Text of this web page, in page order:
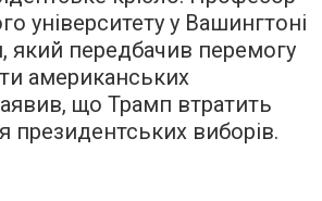
університету у Вашингтоні
який передбачив перемогу
американських
що Трамп втратить
президентських виборів.